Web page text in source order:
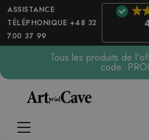
ASSISTANCE
TÉLÉPHONIQUE +48 32
700 37 99
Tous les produits de
code: